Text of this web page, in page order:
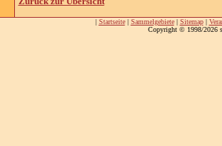
| Startseite| Sammelgebiete| Sitemap|
Copyright © 1998/2026